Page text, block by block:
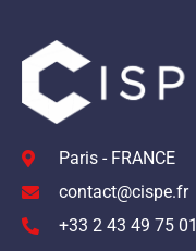
Paris - FRANCE
contact@cispe.fr
+33 2 43 49 75 01